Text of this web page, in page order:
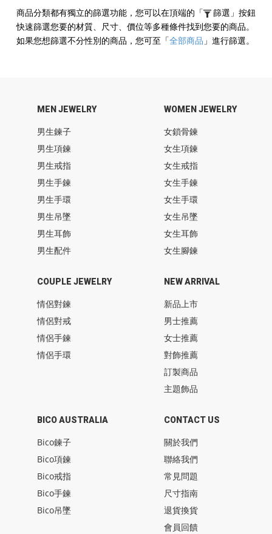
商品分類都有獨立的篩選功能，您可以在頂端的 「 篩選」 按鈕
快速篩選您要的材質、尺寸、價位等多種條件找到您要的商品。
如果您想篩選不分性別的商品，您可至 「全部商品 」 進行篩選。
MEN JEWELRY
男生鍊子
男生項鍊
男生戒指
男生手鍊
男生手環
男生吊墜
男生耳飾
男生配件
WOMEN JEWELRY
女鎖骨鍊
女生項鍊
女生戒指
女生手鍊
女生手環
女生吊墜
女生耳飾
女生腳鍊
COUPLE JEWELRY
情侶對鍊
情侶對戒
情侶手鍊
情侶手環
BICO AUSTRALIA
Bico鍊子
Bico項鍊
Bico戒指
Bico手鍊
Bico吊墜
NEW ARRIVAL
新品上市
男士推薦
女士推薦
對飾推薦
訂製商品
主題飾品
CONTACT US
關於我們
聯絡我們
常見問題
尺寸指南
退貨換貨
會員回饋